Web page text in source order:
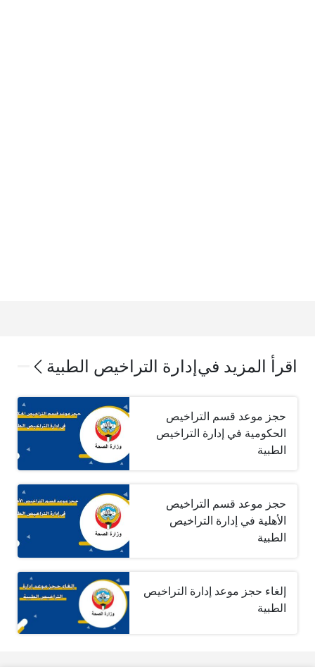
اقرأ المزيد في إدارة التراخيص الطبية
حجز موعد قسم التراخيص
الحكومية في إدارة التراخيص
الطبية
حجز موعد قسم التراخيص
الأهلية في إدارة التراخيص
الطبية
إلغاء حجز موعد إدارة التراخيص
الطبية